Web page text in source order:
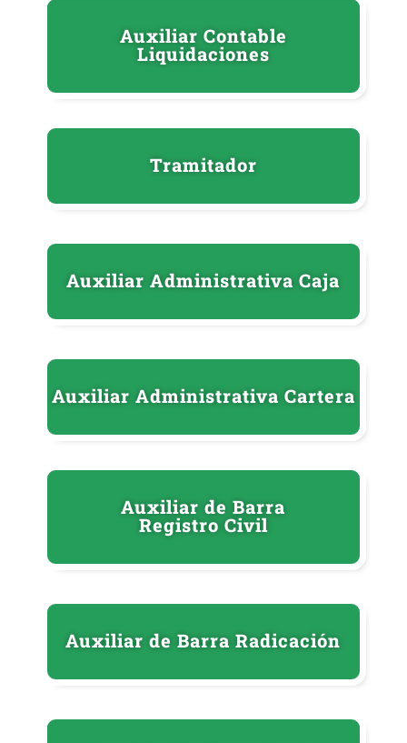
Auxiliar Contable
Liquidaciones
Tramitador
Auxiliar Administrativa Caja
Auxiliar Administrativa Cartera
Auxiliar de Barra
Registro Civil
Auxiliar de Barra Radicación